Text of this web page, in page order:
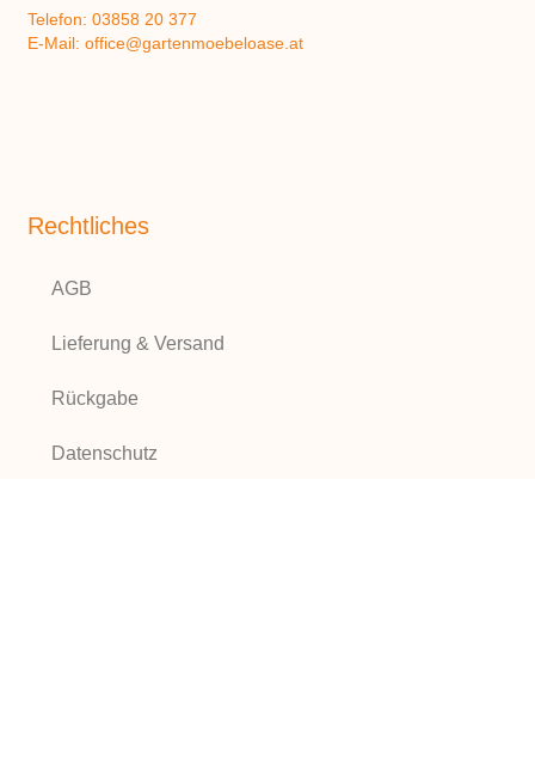
Rechtliches
AGB
Lieferung & Versand
Rückgabe
Datenschutz
Telefon:03858 20 377
E-Mail:office@gartenmoebeloase.at